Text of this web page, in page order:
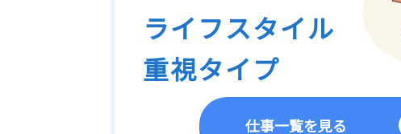
ライフスタイル
重視タイプ
仕事一覧を見る